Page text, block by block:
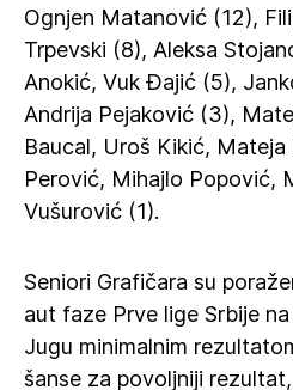
Ognjen Matanović (12),
Trpevski (8), Aleksa
Anokić, Vuk Đajić (5),
Andrija Pejaković (3),
Baucal, Uroš Kikić,
Perović, Mihajlo Popović,
Vušurović (1).
Seniori Grafičara su
aut faze Prve lige Srbije
Jugu minimalnim
šanse za povoljniji